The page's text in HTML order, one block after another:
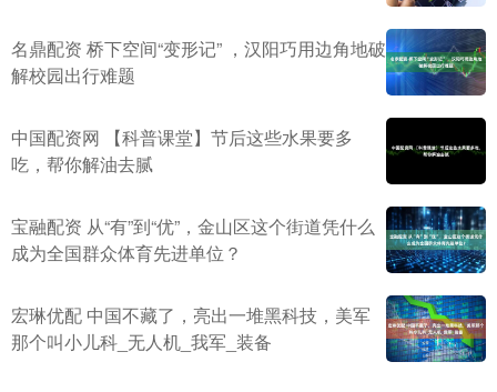
名鼎配资 桥下空间“变形记” ，汉阳巧用边角地破
解校园出行难题
中国配资网 【科普课堂】节后这些水果要多
吃，帮你解油去腻
宝融配资 从“有”到“优”，金山区这个街道凭什么
成为全国群众体育先进单位？
宏琳优配 中国不藏了，亮出一堆黑科技，美军
那个叫小儿科_无人机_我军_装备